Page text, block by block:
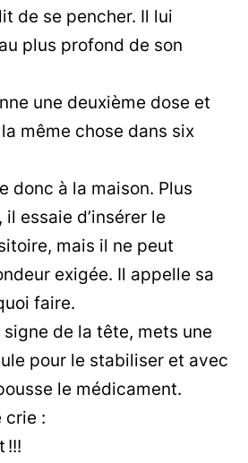
de se pencher. Il lui
plus profond de son
une deuxième dose et
même chose dans six
donc à la maison. Plus
essaie d’insérer le
mais il ne peut
exigée. Il appelle sa
faire.
de la tête, mets une
pour le stabiliser et avec
le médicament.
crie :
!!!